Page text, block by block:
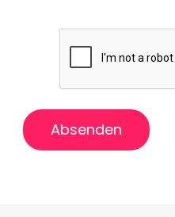
Absenden